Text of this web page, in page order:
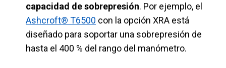
capacidad de sobrepresión. Por ejemplo, el
Ashcroft® T6500 con la opción XRA está
diseñado para soportar una sobrepresión de
hasta el 400 % del rango del manómetro.